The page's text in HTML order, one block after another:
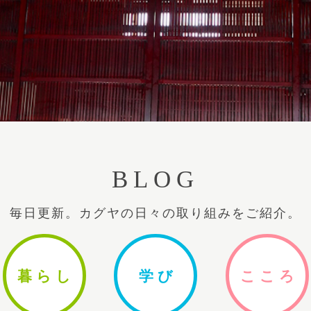
BLOG
毎日更新。カグヤの日々の取り組みをご紹介。
暮ら し 学 び ここ ろ